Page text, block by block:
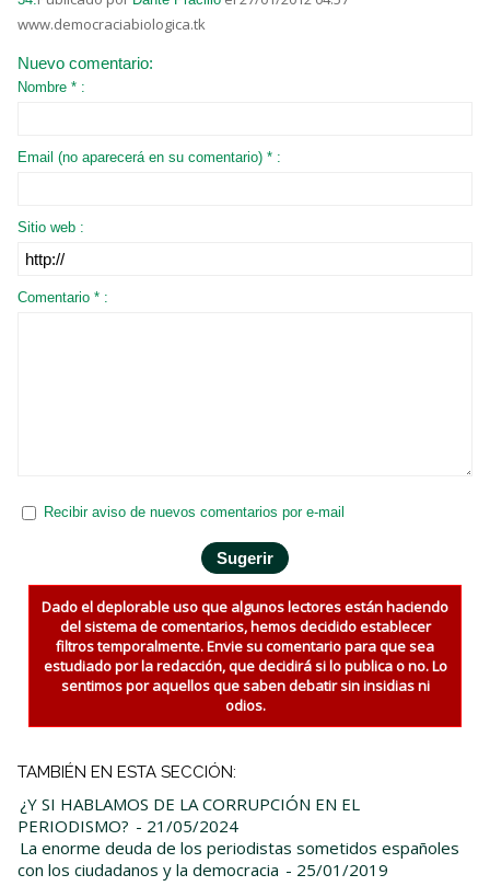
www.democraciabiologica.tk
Nuevo comentario:
Nombre * :
Email (no aparecerá en su comentario) * :
Sitio web :
Comentario * :
Recibir aviso de nuevos comentarios por e-mail
Dado el deplorable uso que algunos lectores están haciendo
del sistema de comentarios, hemos decidido establecer
filtros temporalmente. Envie su comentario para que sea
estudiado por la redacción, que decidirá si lo publica o no. Lo
sentimos por aquellos que saben debatir sin insidias ni
odios.
TAMBIÉN EN ESTA SECCIÓN:
¿Y SI HABLAMOS DE LA CORRUPCIÓN EN EL
PERIODISMO? - 21/05/2024
La enorme deuda de los periodistas sometidos españoles
con los ciudadanos y la democracia - 25/01/2019